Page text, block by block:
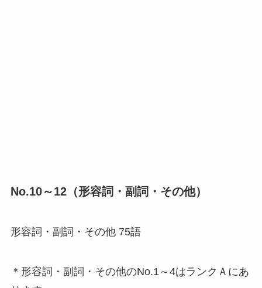
No.10～12（形容詞・副詞・その他）
形容詞・副詞・その他 75語
＊形容詞・副詞・その他のNo.1～4はランクＡにあ